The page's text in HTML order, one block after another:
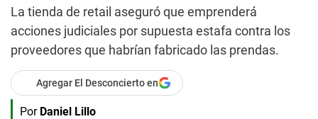
La tienda de retail aseguró que emprenderá
acciones judiciales por supuesta estafa contra los
proveedores que habrían fabricado las prendas.
Agregar El Desconcierto en
Por Daniel Lillo